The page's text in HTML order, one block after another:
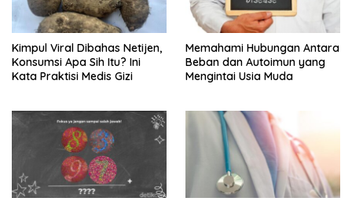
Kimpul Viral Dibahas Netijen,
Konsumsi Apa Sih Itu? Ini
Kata Praktisi Medis Gizi
Memahami Hubungan Antara
Beban dan Autoimun yang
Mengintai Usia Muda